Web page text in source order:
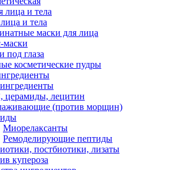
лица и тела
и тела
маски для лица
маски
под глаза
косметические пудры
лецитин
(против морщин)
Миорелаксанты
Ремоделирующие пептиды
постбиотики, лизаты
купероза